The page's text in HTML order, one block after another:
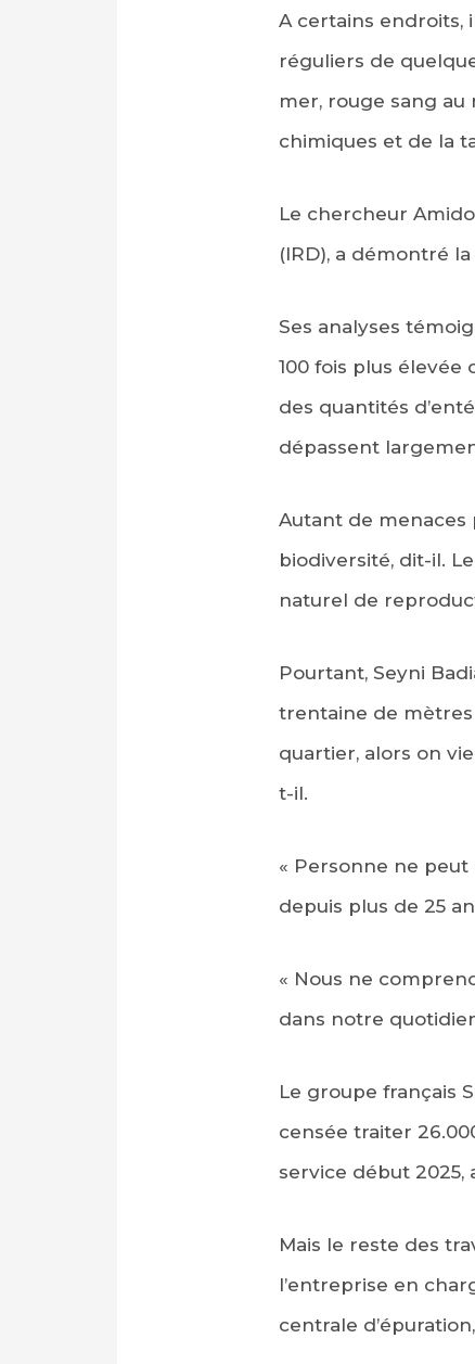
A certains endroits,
réguliers de
mer, rouge sang au
chimiques et de la
Le chercheur
(IRD), a démontré
Ses analyses
100 fois plus élevée
des quantités
dépassent
Autant de menaces
biodiversité, dit-il.
naturel de
Pourtant, Seyni
trentaine de mètres
quartier, alors on
t-il.
« Personne ne
depuis plus de 25
« Nous ne
dans notre
Le groupe français
censée traiter
service début 2025,
Mais le reste des
l’entreprise en
centrale